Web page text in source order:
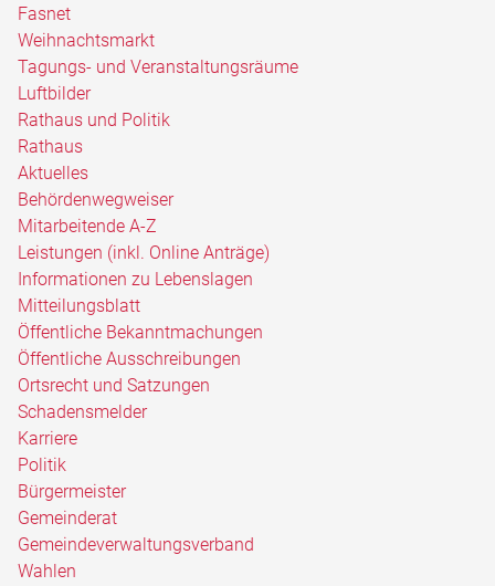
Fasnet
Weihnachtsmarkt
Tagungs- und Veranstaltungsräume
Luftbilder
Rathaus und Politik
Rathaus
Aktuelles
Behördenwegweiser
Mitarbeitende A-Z
Leistungen (inkl. Online Anträge)
Informationen zu Lebenslagen
Mitteilungsblatt
Öffentliche Bekanntmachungen
Öffentliche Ausschreibungen
Ortsrecht und Satzungen
Schadensmelder
Karriere
Politik
Bürgermeister
Gemeinderat
Gemeindeverwaltungsverband
Wahlen